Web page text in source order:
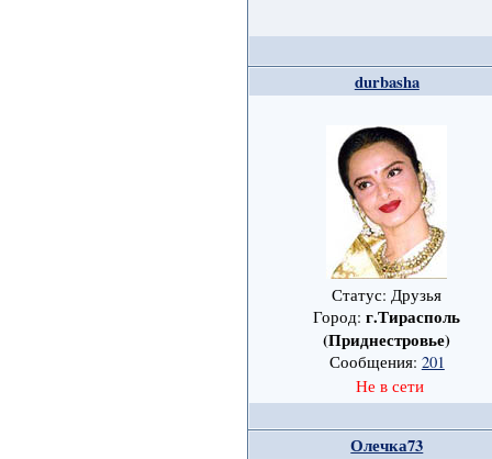
durbasha
Статус: Друзья
Город:г.Тирасполь
(Приднестровье)
Сообщения: 201
Не в сети
Олечка73